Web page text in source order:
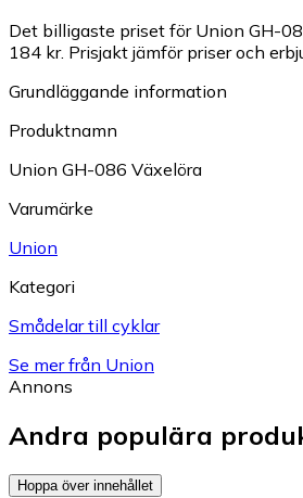
Det billigaste priset för Union GH-
184 kr. Prisjakt jämför priser och
Grundläggande information
Produktnamn
Union GH-086 Växelöra
Varumärke
Union
Kategori
Smådelar till cyklar
Se mer från Union
Annons
Andra populära
Hoppa över innehållet